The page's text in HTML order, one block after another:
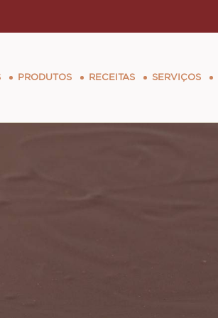
PRODUTOS RECEITAS SERVIÇOS